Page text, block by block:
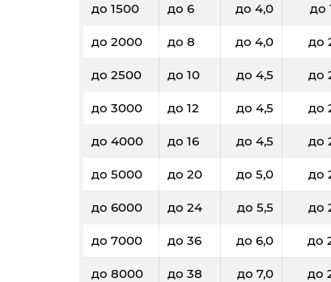
до 1500 до 6 до 4,0 до
до 2000 до 8 до 4,0 до
до 2500 до 10 до 4,5 до
до 3000 до 12 до 4,5 до
до 4000 до 16 до 4,5 до
до 5000 до 20 до 5,0 до
до 6000 до 24 до 5,5 до
до 7000 до 36 до 6,0 до
до 8000 до 38 до 7,0 до